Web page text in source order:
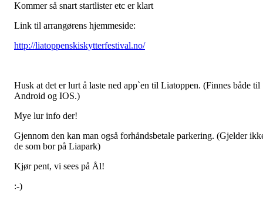
Kommer så snart startlister etc er klart
Link til arrangørens hjemmeside:
http://liatoppenskiskytterfestival.no/
Husk at det er lurt å laste ned app`en til Liatoppen. (Finnes både til
Android og IOS.)
Mye lur info der!
Gjennom den kan man også forhåndsbetale parkering. (Gjelder
de som bor på Liapark)
Kjør pent, vi sees på Ål!
:-)